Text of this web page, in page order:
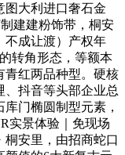
图大利进口奢石金
建建粉饰带，桐安
不成让渡）产权年
转角形态，等额本
青红两品种型。硬核
、抖音等头部企业总
门椭圆制型元素，
实景体验｜免现场
安里，由招商蛇口